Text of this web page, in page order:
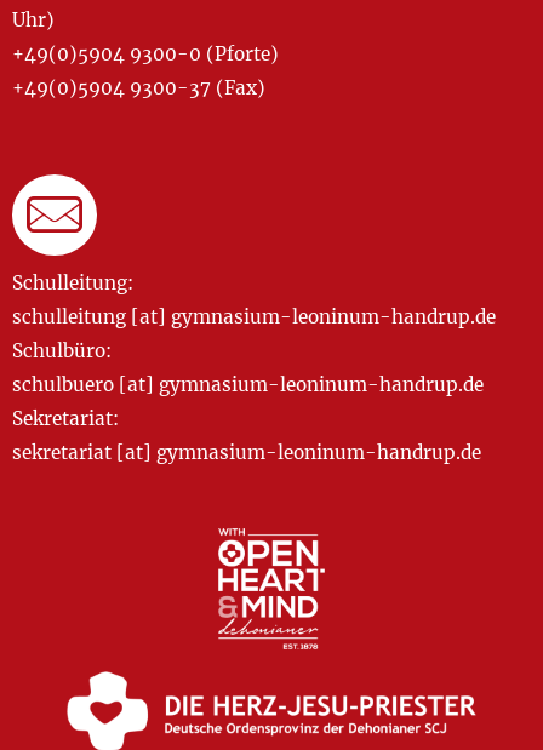
Uhr)
+49(0)5904 9300-0 (Pforte)
+49(0)5904 9300-37 (Fax)
Schulleitung:
schulleitung [at] gymnasium-leoninum-handrup.de
Schulbüro:
schulbuero [at] gymnasium-leoninum-handrup.de
Sekretariat:
sekretariat [at] gymnasium-leoninum-handrup.de